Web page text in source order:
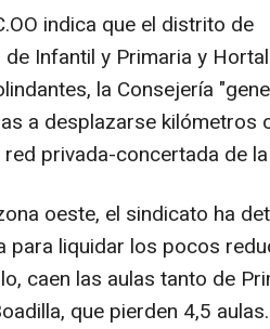
indica que el distrito de
Infantil y Primaria y
la Consejería
a desplazarse kilómetros
privada-concertada de
oeste, el sindicato ha
para liquidar los pocos
caen las aulas tanto de
que pierden 4,5 aulas.